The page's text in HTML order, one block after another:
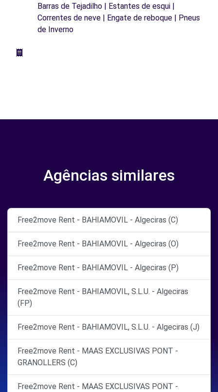
Barras de Tejadilho | Estantes de esqui |
Correntes de neve | Engate de reboque | Pneus
de Inverno
Agências similares
Free2move Rent - BAHIAMOVIL - Algeciras (C)
Free2move Rent - BAHIAMOVIL - Algeciras (O)
Free2move Rent - BAHIAMOVIL - Algeciras (P)
Free2move Rent - BAHIAMOVIL, S.L.U. - Algeciras
(FP)
Free2move Rent - BAHIAMOVIL, S.L.U. - Algeciras (J)
Free2move Rent - MAAS EXCLUSIVAS PONT -
GRANOLLERS (C)
Free2move Rent - MAAS EXCLUSIVAS PONT -